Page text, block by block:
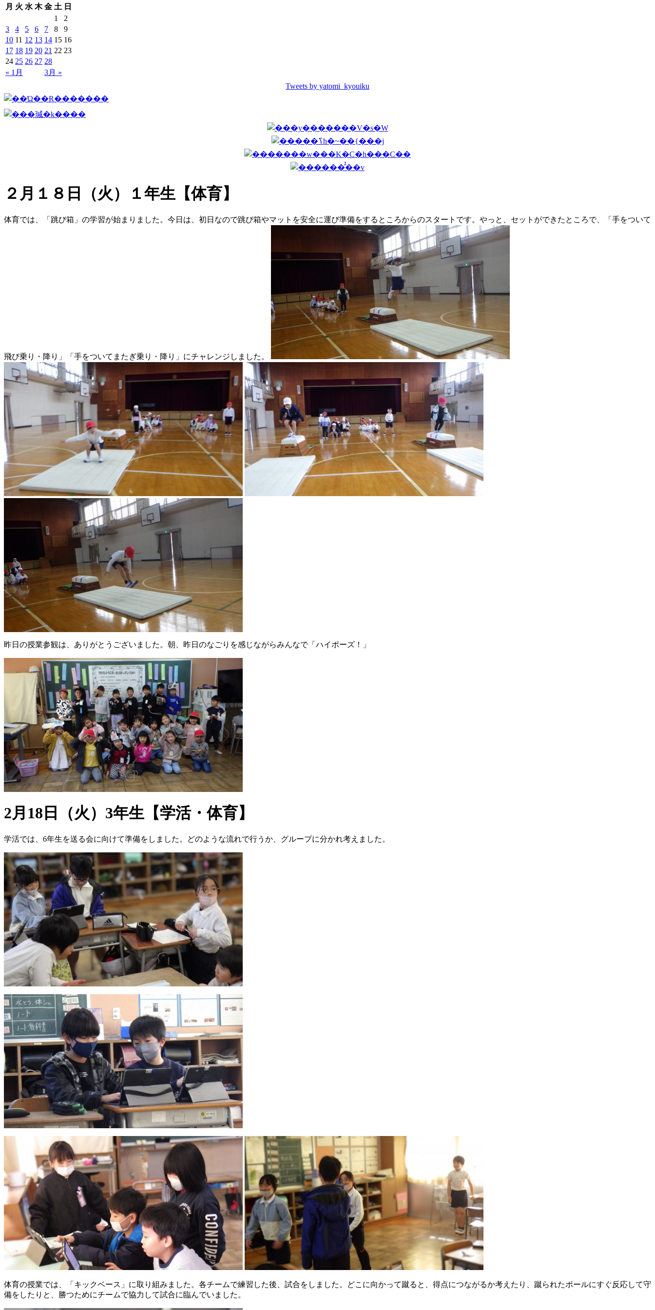
月 火 水 木 金 土 日
« 1月 3月 »
1
2
3
4 5 6 7 8
9
10 11 12 13 14 15 16
17 18 19 20 21 22 23
24 25 26 27 28
Tweets by yatomi_kyouiku
２月１８日（火）１年生【体育】
体育では、「跳び箱」の学習が始まりました。今日は、初日なので跳び箱やマットを安全に運び準備をするところからのスタートです。やっと、セットができたところで、「手をついて
飛び乗り・降り」「手をついてまたぎ乗り・降り」にチャレンジしました。
昨日の授業参観は、ありがとうございました。朝、昨日のなごりを感じながらみんなで「ハイポーズ！」
2月18日（火）3年生【学活・体育】
学活では、6年生を送る会に向けて準備をしました。どのような流れで行うか、グループに分かれ考えました。
体育の授業では、「キックベース」に取り組みました。各チームで練習した後、試合をしました。どこに向かって蹴ると、得点につながるか考えたり、蹴られたボールにすぐ反応して守
備をしたりと、勝つためにチームで協力して試合に臨んでいました。